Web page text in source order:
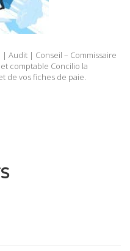
Audit | Conseil – Commissaire
comptable Concilio la
de vos fiches de paie.